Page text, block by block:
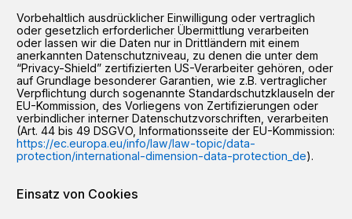
Vorbehaltlich ausdrücklicher Einwilligung oder vertraglich
oder gesetzlich erforderlicher Übermittlung verarbeiten
oder lassen wir die Daten nur in Drittländern mit einem
anerkannten Datenschutzniveau, zu denen die unter dem
“Privacy-Shield” zertifizierten US-Verarbeiter gehören, oder
auf Grundlage besonderer Garantien, wie z.B. vertraglicher
Verpflichtung durch sogenannte Standardschutzklauseln der
EU-Kommission, des Vorliegens von Zertifizierungen oder
verbindlicher interner Datenschutzvorschriften, verarbeiten
(Art. 44 bis 49 DSGVO, Informationsseite der EU-Kommission:
https://ec.europa.eu/info/law/law-topic/data-
protection/international-dimension-data-protection_de).
Einsatz von Cookies